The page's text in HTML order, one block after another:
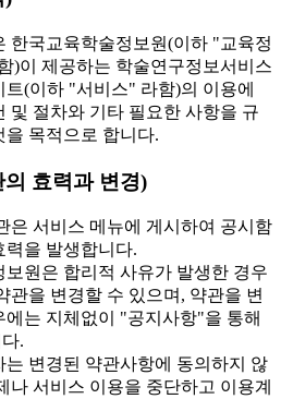
한국교육학술정보원(이하 "교육정
)이 제공하는 학술연구정보서비스
트(이하 "서비스" 라함)의 이용에
및 절차와 기타 필요한 사항을 규
을 목적으로 합니다.
효력과 변경)
은 서비스 메뉴에 게시하여 공시함
력을 발생합니다.
원은 합리적 사유가 발생한 경우
관을 변경할 수 있으며, 약관을 변
에는 지체없이 "공지사항"을 통해
.
변경된 약관사항에 동의하지 않
나 서비스 이용을 중단하고 이용계